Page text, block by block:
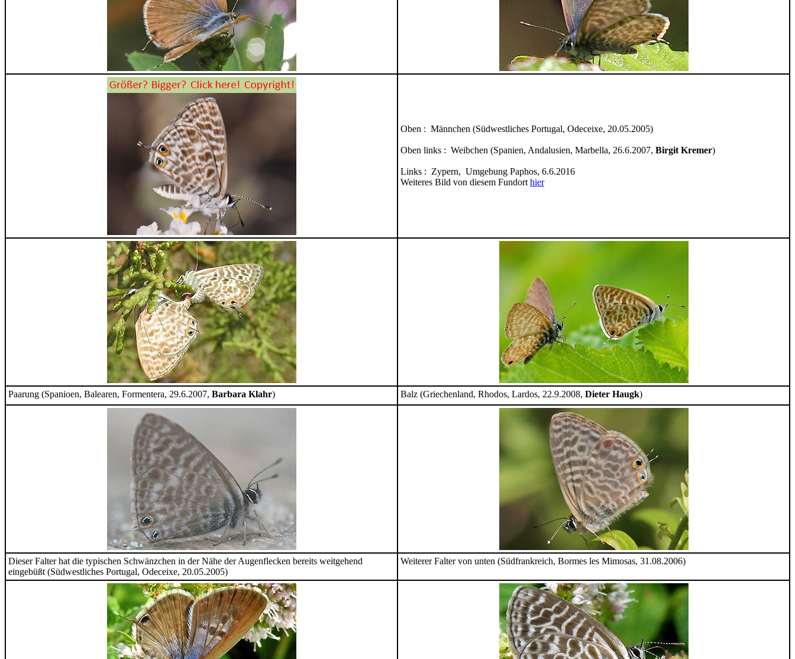
Oben : Männchen (Südwestliches Portugal, Odeceixe, 20.05.2005)
Oben links : Weibchen (Spanien, Andalusien, Marbella, 26.6.2007, Birgit Kremer)
Links : Zypern, Umgebung Paphos, 6.6.2016
Weiteres Bild von diesem Fundort hier
Paarung (Spanioen, Balearen, Formentera, 29.6.2007, Barbara Klahr) Balz (Griechenland, Rhodos, Lardos, 22.9.2008, Dieter Haugk)
Dieser Falter hat die typischen Schwänzchen in der Nähe der Augenflecken bereits weitgehend
eingebüßt (Südwestliches Portugal, Odeceixe, 20.05.2005)
Weiterer Falter von unten (Südfrankreich, Bormes les Mimosas, 31.08.2006)